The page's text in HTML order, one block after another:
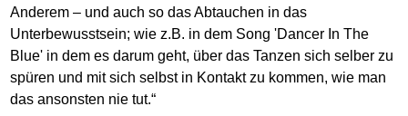
Anderem – und auch so das Abtauchen in das
Unterbewusstsein; wie z.B. in dem Song 'Dancer In The
Blue' in dem es darum geht, über das Tanzen sich selber zu
spüren und mit sich selbst in Kontakt zu kommen, wie man
das ansonsten nie tut.“